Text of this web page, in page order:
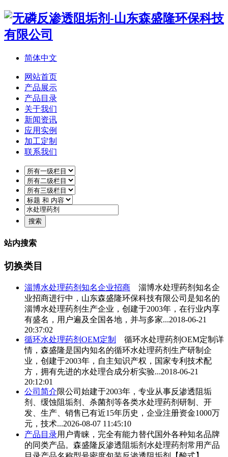
简体中文
网站首页
产品展示
产品目录
关于我们
新闻资讯
应用实例
加工定制
联系我们
站内搜索
切换类目
淄博水处理药剂 知名企业招商 淄博水处理药剂 知名企
业招商进行中，山东森盛隆环保科技有限公司是知名的
淄博水处理药剂 生产企业，创建于2003年，在行业内享
有盛名，用户遍及全国各地，并与多家...2018-06-21
20:37:02
循环水处理药剂 OEM定制 循环水处理药剂 OEM定制详
情，森盛隆是国内知名的循环水处理药剂 生产研制企
业，创建于2003年，自主知识产权，国家专利技术配
方，拥有先进的水处理合成分析实验...2018-06-21
20:12:01
公司简介限公司始建于2003年，专业从事反渗透阻垢
剂、缓蚀阻垢剂、杀菌剂等各类水处理药剂 研制、开
发、生产、销售已有近15年历史，企业注册资金1000万
元，技术...2026-08-07 11:45:10
产品目录用户青睐，完全有能力替代国外各种知名品牌
的同类产品。森盛隆反渗透阻垢剂 水处理药剂 常用产品